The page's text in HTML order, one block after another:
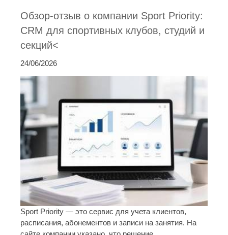
Обзор-отзыв о компании Sport Priority:
CRM для спортивных клубов, студий и
секций<
24/06/2026
Sport Priority — это сервис для учета клиентов,
расписания, абонементов и записи на занятия. На